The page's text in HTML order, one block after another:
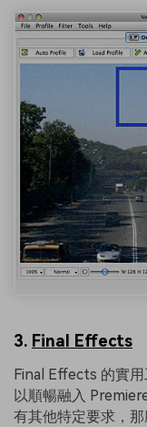
3. Final Effects
Final Effects 的實
以順暢融入
有其他特定要求，